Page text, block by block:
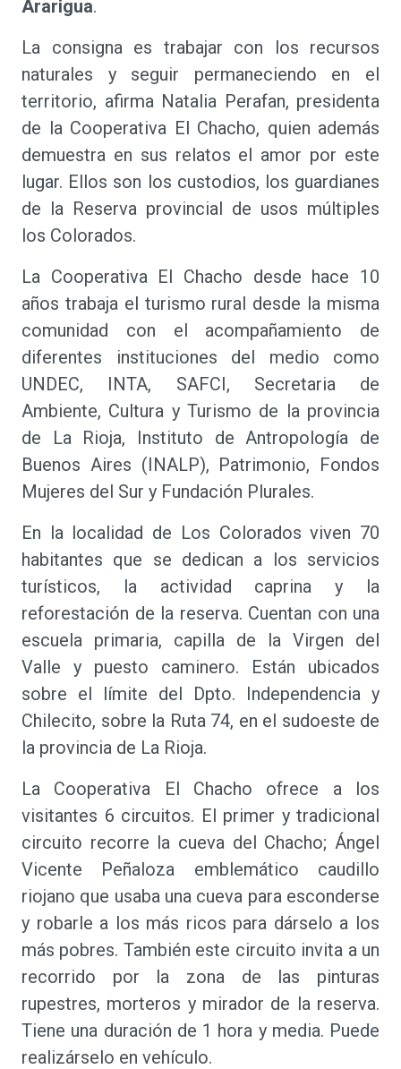
Ararigua.
La consigna es trabajar con los recursos
naturales y seguir permaneciendo en el
territorio, afirma Natalia Perafan, presidenta
de la Cooperativa El Chacho, quien además
demuestra en sus relatos el amor por este
lugar. Ellos son los custodios, los guardianes
de la Reserva provincial de usos múltiples
los Colorados.
La Cooperativa El Chacho desde hace 10
años trabaja el turismo rural desde la misma
comunidad con el acompañamiento de
diferentes instituciones del medio como
UNDEC, INTA, SAFCI, Secretaria de
Ambiente, Cultura y Turismo de la provincia
de La Rioja, Instituto de Antropología de
Buenos Aires (INALP), Patrimonio, Fondos
Mujeres del Sur y Fundación Plurales.
En la localidad de Los Colorados viven 70
habitantes que se dedican a los servicios
turísticos, la actividad caprina y la
reforestación de la reserva. Cuentan con una
escuela primaria, capilla de la Virgen del
Valle y puesto caminero. Están ubicados
sobre el límite del Dpto. Independencia y
Chilecito, sobre la Ruta 74, en el sudoeste de
la provincia de La Rioja.
La Cooperativa El Chacho ofrece a los
visitantes 6 circuitos. El primer y tradicional
circuito recorre la cueva del Chacho; Ángel
Vicente Peñaloza emblemático caudillo
riojano que usaba una cueva para esconderse
y robarle a los más ricos para dárselo a los
más pobres. También este circuito invita a un
recorrido por la zona de las pinturas
rupestres, morteros y mirador de la reserva.
Tiene una duración de 1 hora y media. Puede
realizárselo en vehículo.